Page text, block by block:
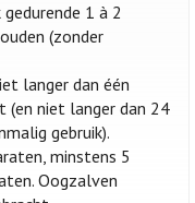
1 à 2
(zonder
langer dan één
(en niet langer dan 24
gebruik).
minstens 5
Oogzalven